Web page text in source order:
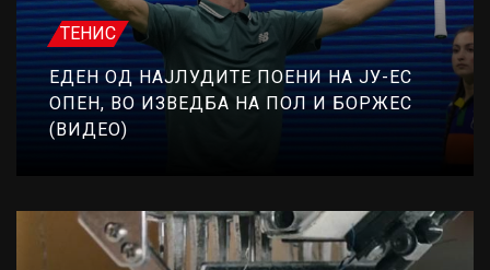
ТЕНИС
ЕДЕН ОД НАЈЛУДИТЕ ПОЕНИ НА ЈУ-ЕС
ОПЕН, ВО ИЗВЕДБА НА ПОЛ И БОРЖЕС
(ВИДЕО)